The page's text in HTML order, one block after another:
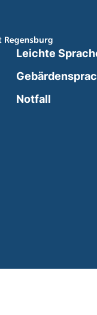
new window)
Leichte
Notfall